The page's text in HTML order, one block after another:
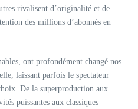
rivalisent d’originalité et de
des millions d’abonnés en
ont profondément changé nos
laissant parfois le spectateur
De la superproduction aux
puissantes aux classiques